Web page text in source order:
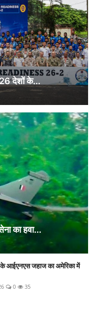
26 देशों के...
का हवा...
आईएनएस जहाज का अमेरिका में
0 35